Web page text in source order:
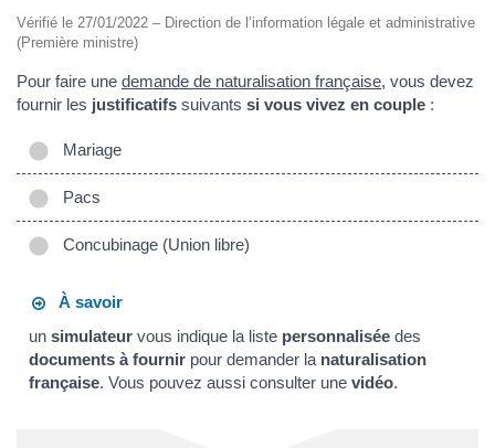
Vérifié le 27/01/2022 – Direction de l’information légale et administrative
(Première ministre)
Pour faire une demande de naturalisation française, vous devez
fournir les justificatifs suivants si vous vivez en couple :
Mariage
Pacs
Concubinage (Union libre)
À savoir
unsimulateur vous indique la liste personnalisée des
documents à fournir pour demander la naturalisation
française. Vous pouvez aussi consulter unevidéo.